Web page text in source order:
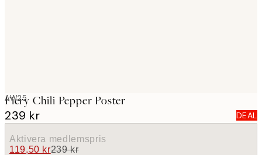
AW25
Fiery Chili Pepper Poster
239 kr DEAL
Aktivera medlemspris
119,50 kr239 kr